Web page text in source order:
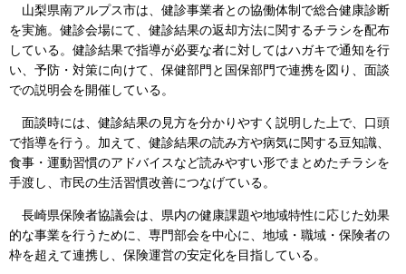
山梨県南アルプス市は、健診事業者との協働体制で総合健康診断
を実施。健診会場にて、健診結果の返却方法に関するチラシを配布
している。健診結果で指導が必要な者に対してはハガキで通知を行
い、予防・対策に向けて、保健部門と国保部門で連携を図り、面談
での説明会を開催している。
面談時には、健診結果の見方を分かりやすく説明した上で、口頭
で指導を行う。加えて、健診結果の読み方や病気に関する豆知識、
食事・運動習慣のアドバイスなど読みやすい形でまとめたチラシを
手渡し、市民の生活習慣改善につなげている。
長崎県保険者協議会は、県内の健康課題や地域特性に応じた効果
的な事業を行うために、専門部会を中心に、地域・職域・保険者の
枠を超えて連携し、保険運営の安定化を目指している。